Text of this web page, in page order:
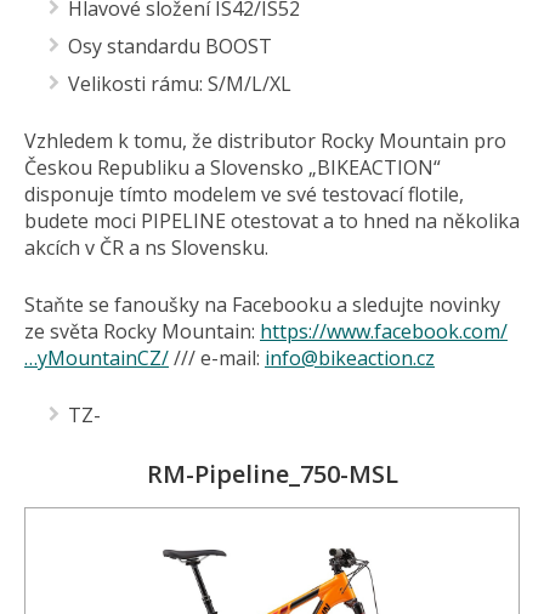
Hlavové složení IS42/IS52
Osy standardu BOOST
Velikosti rámu: S/M/L/XL
Vzhledem k tomu, že distributor Rocky Mountain pro
Českou Republiku a Slovensko „BIKEACTION“
disponuje tímto modelem ve své testovací flotile,
budete moci PIPELINE otestovat a to hned na několika
akcích v ČR a ns Slovensku.
Staňte se fanoušky na Facebooku a sledujte novinky
ze světa Rocky Mountain: https://www.facebook.com/
…yMountainCZ//// e-mail: info@bikeaction.cz
TZ-
RM-Pipeline_750-MSL